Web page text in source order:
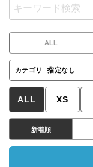
ALL
カテゴリ 指定なし
ALL XS
新着順